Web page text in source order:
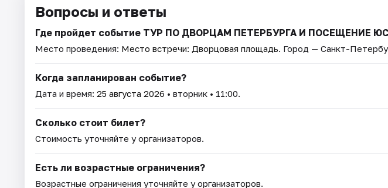
Вопросы и ответы
Где пройдет событие ТУР ПО ДВОРЦАМ ПЕТЕРБУРГА И ПОСЕЩЕНИЕ
Место проведения: Место встречи: Дворцовая площадь. Город — Санкт-
Когда запланирован событие?
Дата и время: 25 августа 2026 • вторник • 11:00.
Сколько стоит билет?
Стоимость уточняйте у организаторов.
Есть ли возрастные ограничения?
Возрастные ограничения уточняйте у организаторов.